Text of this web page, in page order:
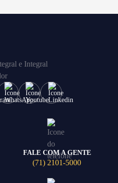
FALE COM A GENTE
(71) 2101-5000